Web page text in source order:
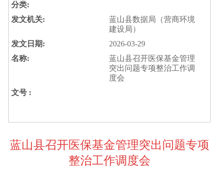
分类:
发文机关:
蓝山县数据局（营商环境
建设局）
发文日期:
2026-03-29
名称:
蓝山县召开医保基金管理
突出问题专项整治工作调
度会
文号 :
蓝山县召开医保基金管理突出问题专项
整治工作调度会